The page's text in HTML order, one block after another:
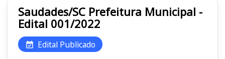
Saudades/SC Prefeitura Municipal -
Edital 001/2022
Edital Publicado